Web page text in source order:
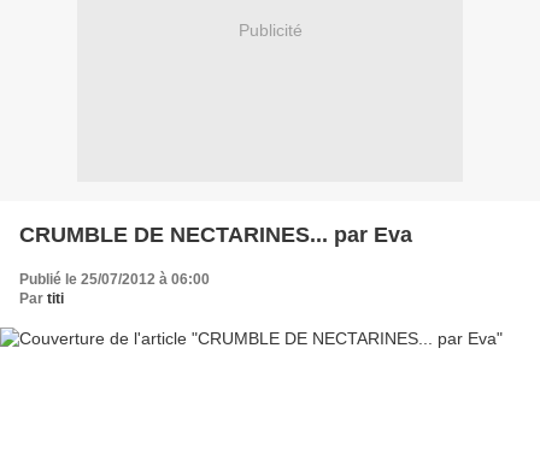
Publicité
CRUMBLE DE NECTARINES... par Eva
Publié le 25/07/2012 à 06:00
Par titi